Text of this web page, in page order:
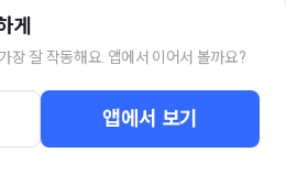
게
장 잘 작동해요. 앱에서 이어서 볼까요?
앱에서 보기